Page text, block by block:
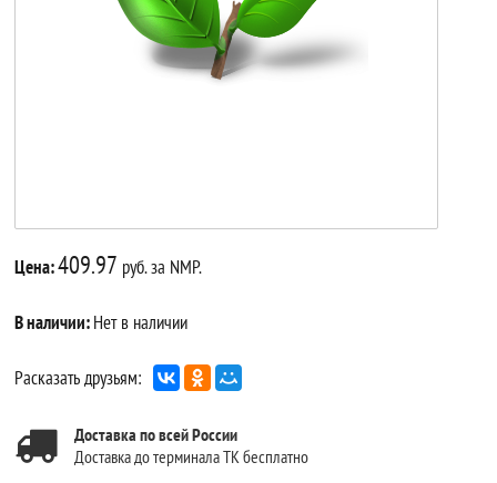
Цена:409.97 руб. за NMP.
В наличии:Нет в наличии
Расказать друзьям:
Доставка по всей России
Доставка до терминала ТК бесплатно